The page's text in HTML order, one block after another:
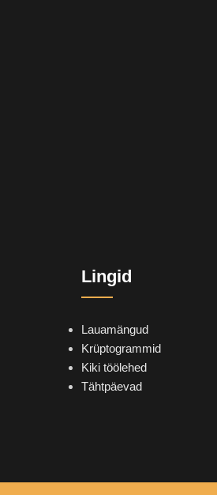
Lingid
Lauamängud
Krüptogrammid
Kiki töölehed
Tähtpäevad